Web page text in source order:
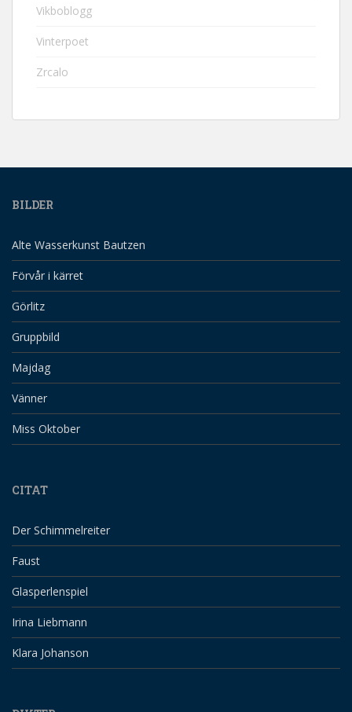
Vikboblogg
Vinterpoet
Zrcalo
BILDER
Alte Wasserkunst Bautzen
Förvår i kärret
Görlitz
Gruppbild
Majdag
Vänner
Miss Oktober
CITAT
Der Schimmelreiter
Faust
Glasperlenspiel
Irina Liebmann
Klara Johanson